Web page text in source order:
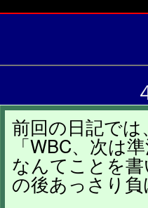
前回の日記では
「WBC、次は
なんてことを
の後あっさり